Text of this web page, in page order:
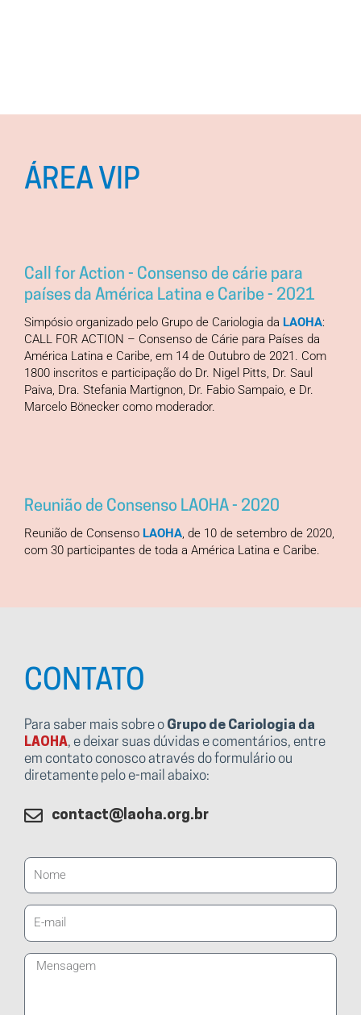
ÁREA VIP
Call for Action - Consenso de cárie para
países da América Latina e Caribe - 2021
Simpósio organizado pelo Grupo de Cariologia da LAOHA:
CALL FOR ACTION – Consenso de Cárie para Países da
América Latina e Caribe, em 14 de Outubro de 2021. Com
1800 inscritos e participação do Dr. Nigel Pitts, Dr. Saul
Paiva, Dra. Stefania Martignon, Dr. Fabio Sampaio, e Dr.
Marcelo Bönecker como moderador.
Reunião de Consenso LAOHA - 2020
Reunião de Consenso LAOHA , de 10 de setembro de 2020,
com 30 participantes de toda a América Latina e Caribe.
CONTATO
Para saber mais sobre o Grupo de Cariologia da
LAOHA, e deixar suas dúvidas e comentários, entre
em contato conosco através do formulário ou
diretamente pelo e-mail abaixo:
contact@laoha.org​.br
Nome
E-
mail
Mensagem